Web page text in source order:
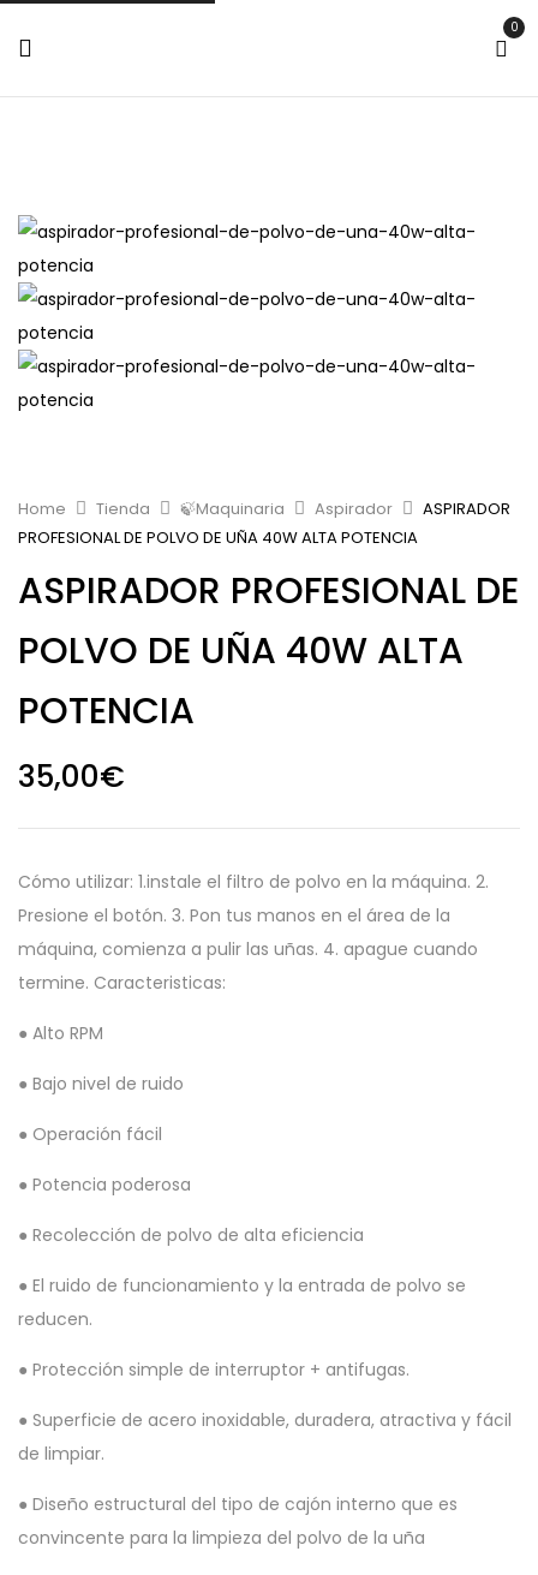
0
Home Tienda 🍃Maquinaria Aspirador
ASPIRADOR
PROFESIONAL DE POLVO DE UÑA 40W ALTA POTENCIA
ASPIRADOR PROFESIONAL DE
POLVO DE UÑA 40W ALTA
POTENCIA
35,00€
Cómo utilizar: 1.instale el filtro de polvo en la máquina. 2.
Presione el botón. 3. Pon tus manos en el área de la
máquina, comienza a pulir las uñas. 4. apague cuando
termine. Caracteristicas:
● Alto RPM
● Bajo nivel de ruido
● Operación fácil
● Potencia poderosa
● Recolección de polvo de alta eficiencia
● El ruido de funcionamiento y la entrada de polvo se
reducen.
● Protección simple de interruptor + antifugas.
● Superficie de acero inoxidable, duradera, atractiva y fácil
de limpiar.
● Diseño estructural del tipo de cajón interno que es
convincente para la limpieza del polvo de la uña